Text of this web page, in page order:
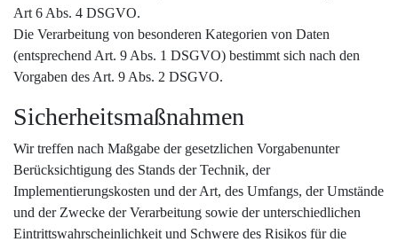
Art 6 Abs. 4 DSGVO.
Die Verarbeitung von besonderen Kategorien von Daten
(entsprechend Art. 9 Abs. 1 DSGVO) bestimmt sich nach den
Vorgaben des Art. 9 Abs. 2 DSGVO.
Sicherheitsmaßnahmen
Wir treffen nach Maßgabe der gesetzlichen Vorgabenunter
Berücksichtigung des Stands der Technik, der
Implementierungskosten und der Art, des Umfangs, der Umstände
und der Zwecke der Verarbeitung sowie der unterschiedlichen
Eintrittswahrscheinlichkeit und Schwere des Risikos für die